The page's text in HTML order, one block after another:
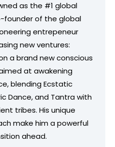
as the #1 global
of the global
entrepeneur
new ventures:
a brand new conscious
at awakening
blending Ecstatic
Dance, and Tantra with
tribes. His unique
make him a powerful
ahead.